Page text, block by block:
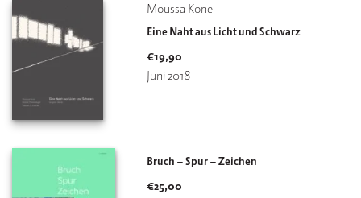
Moussa Kone
Eine Naht aus Licht und Schwarz
€19,90
Juni 2018
Bruch – Spur – Zeichen
€25,00